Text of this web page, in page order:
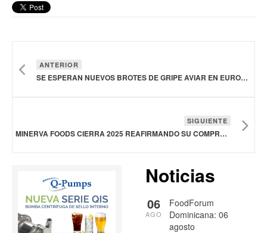
ANTERIOR
SE ESPERAN NUEVOS BROTES DE GRIPE AVIAR EN EUROPA HASTA FINALES DEL INVIERNO: EFSA
SIGUIENTE
MINERVA FOODS CIERRA 2025 REAFIRMANDO SU COMPROMISO CON EL CRECIMIENTO DE LOS GANADEROS COLOMBIANOS
Noticias
FoodForum
Dominicana: 06
agosto
06
AGO